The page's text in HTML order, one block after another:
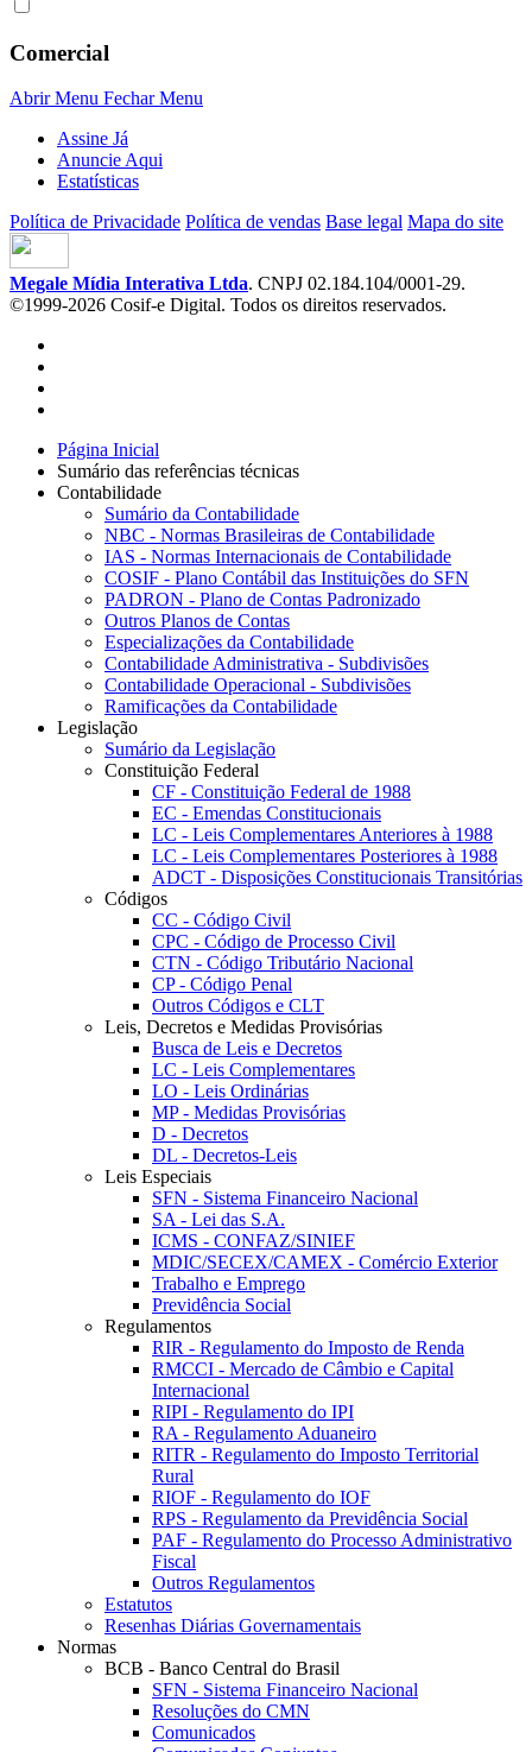
Comercial
Abrir Menu Fechar Menu
Assine Já
Anuncie Aqui
Estatísticas
Política de Privacidade Política de vendas Base legal Mapa do site
Megale Mídia Interativa Ltda. CNPJ 02.184.104/0001-29.
©1999-2026 Cosif-e Digital. Todos os direitos reservados.
Página Inicial
Sumário das referências técnicas
Contabilidade
Sumário da Contabilidade
NBC - Normas Brasileiras de Contabilidade
IAS - Normas Internacionais de Contabilidade
COSIF - Plano Contábil das Instituições do SFN
PADRON - Plano de Contas Padronizado
Outros Planos de Contas
Especializações da Contabilidade
Contabilidade Administrativa - Subdivisões
Contabilidade Operacional - Subdivisões
Ramificações da Contabilidade
Legislação
Sumário da Legislação
Constituição Federal
CF - Constituição Federal de 1988
EC - Emendas Constitucionais
LC - Leis Complementares Anteriores à 1988
LC - Leis Complementares Posteriores à 1988
ADCT - Disposições Constitucionais Transitórias
Códigos
CC - Código Civil
CPC - Código de Processo Civil
CTN - Código Tributário Nacional
CP - Código Penal
Outros Códigos e CLT
Leis, Decretos e Medidas Provisórias
Busca de Leis e Decretos
LC - Leis Complementares
LO - Leis Ordinárias
MP - Medidas Provisórias
D - Decretos
DL - Decretos-Leis
Leis Especiais
SFN - Sistema Financeiro Nacional
SA - Lei das S.A.
ICMS - CONFAZ/SINIEF
MDIC/SECEX/CAMEX - Comércio Exterior
Trabalho e Emprego
Previdência Social
Regulamentos
RIR - Regulamento do Imposto de Renda
RMCCI - Mercado de Câmbio e Capital
Internacional
RIPI - Regulamento do IPI
RA - Regulamento Aduaneiro
RITR - Regulamento do Imposto Territorial
Rural
RIOF - Regulamento do IOF
RPS - Regulamento da Previdência Social
PAF - Regulamento do Processo Administrativo
Fiscal
Outros Regulamentos
Estatutos
Resenhas Diárias Governamentais
Normas
BCB - Banco Central do Brasil
SFN - Sistema Financeiro Nacional
Resoluções do CMN
Comunicados